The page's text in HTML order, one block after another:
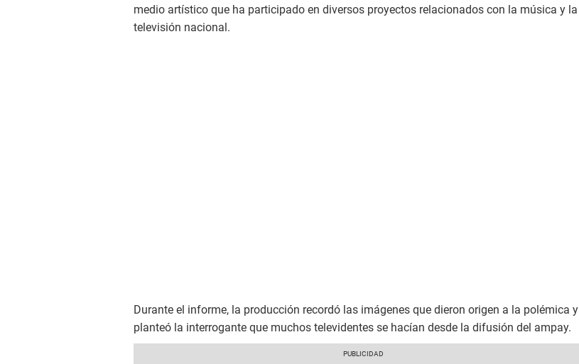
medio artístico que ha participado en diversos proyectos relacionados con la música y la
televisión nacional.
Durante el informe, la producción recordó las imágenes que dieron origen a la polémica y
planteó la interrogante que muchos televidentes se hacían desde la difusión del ampay.